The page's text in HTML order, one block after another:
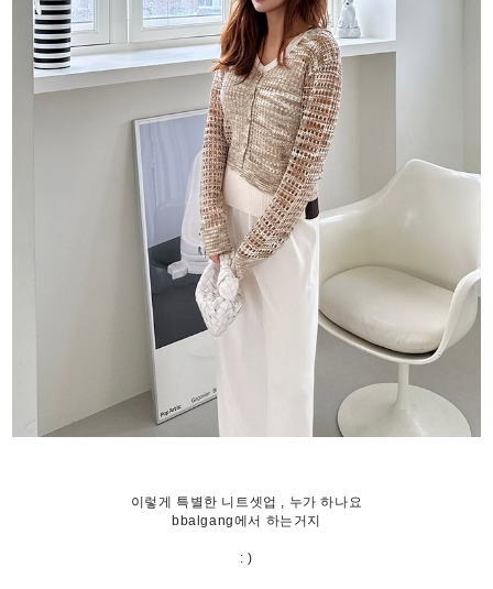
이렇게 특별한 니트셋업 , 누가 하나요
bbalgang에서 하는거지
: )